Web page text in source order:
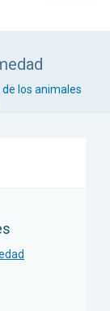
los animales